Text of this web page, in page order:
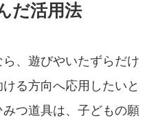
だ活用法
、遊びやいたずらだけ
る方向へ応用したいと
つ道具は、子どもの願